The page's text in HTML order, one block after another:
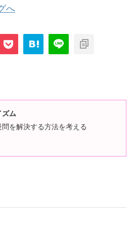
「不動産投資セカンドオピニオン」
は得られない冷静かつ論理的な判断基
計２０，０００件以上の面談実績を誇
価格相場や将来の資産形成の視点ま
す。さらに、購入後の家賃設定の見
続的なアフターサポートも充実して
ります。 親身になって裏付けを持って
提供してくれるＦｉｇｉｃのセカンド
不動産投資を進めたい方に特におす
へ
ズム
を解決する方法を考える